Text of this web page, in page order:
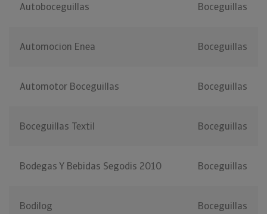
Autoboceguillas Boceguillas
Automocion Enea Boceguillas
Automotor Boceguillas Boceguillas
Boceguillas Textil Boceguillas
Bodegas Y Bebidas Segodis 2010 Boceguillas
Bodilog Boceguillas